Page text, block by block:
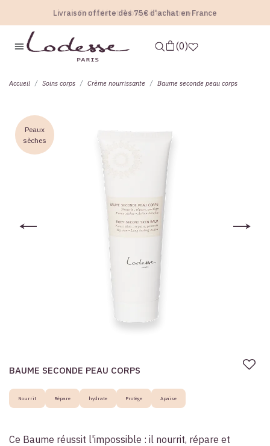
Formulé et Fabriqué en France
Livraison offerte dès 75€ d'achat en France
0
accueil soins corps crème nourrissante baume seconde peau corps
Peaux
sèches
BAUME SECONDE PEAU CORPS
Nourrit Répare hydrate Protège Apaise
Ce Baume réussit l'impossible : il nourrit, répare et